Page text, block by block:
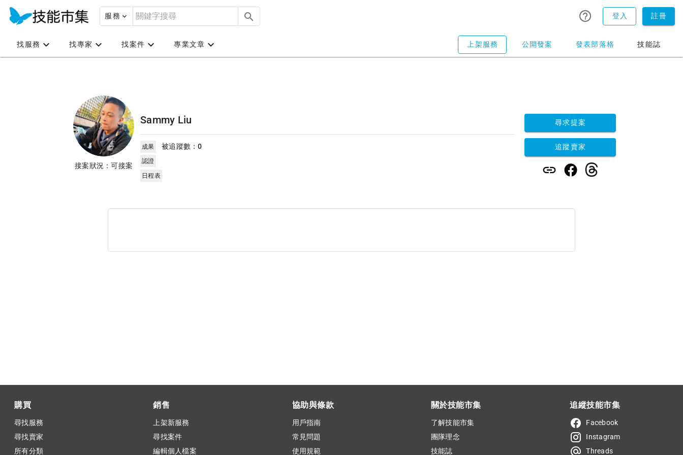
服務 登入 註冊
找服務 找專家 找案件 專業文章 上架服務 公開發案 發表部落格 技能誌
接案狀況：可接案
Sammy Liu
成果 被追蹤數：0
認證
日程表
尋求提案
追蹤賣家
購買
尋找服務
尋找賣家
所有分類
銷售
上架新服務
尋找案件
編輯個人檔案
協助與條款
用戶指南
常見問題
使用規範
關於技能市集
了解技能市集
團隊理念
技能誌
追縱技能市集
Facebook
Instagram
Threads